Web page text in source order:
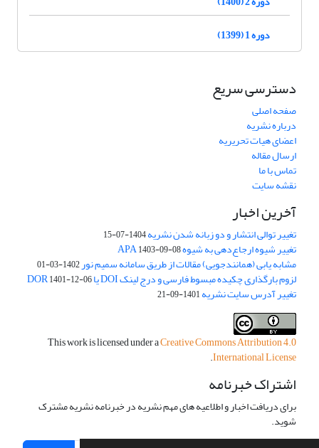
دوره 1 (1399)
دسترسی سریع
صفحه اصلی
درباره نشریه
اعضای هیات تحریریه
ارسال مقاله
تماس با ما
نقشه سایت
آخرین اخبار
تغییر توالی انتشار و دو زبانه شدن نشریه1404-07-15
تغییر شیوه ارجاع‌دهی به شیوه APA1403-09-08
مشابه یابی (همانندجویی) مقالات از طریق سامانه سمیم نور1402-03-01
لزوم بارگذاری چکیده مبسوط فارسی و درج لینک DOI یا DOR 1401-12-06
تغییر آدرس سایت نشریه1401-09-21
This work is licensed under aCreative Commons Attribution 4.0
International License
.
اشتراک خبرنامه
برای دریافت اخبار و اطلاعیه های مهم نشریه در خبرنامه نشریه مشترک
شوید.